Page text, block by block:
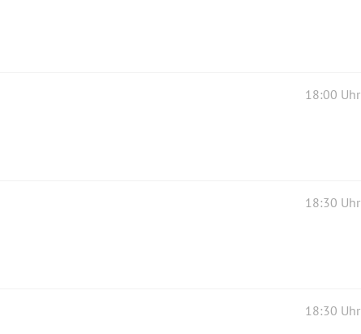
18:00 Uhr
18:30 Uhr
18:30 Uhr